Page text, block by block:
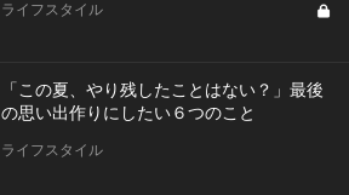
ライフスタイル
「この夏、やり残したことはない？」最後
の思い出作りにしたい６つのこと
ライフスタイル